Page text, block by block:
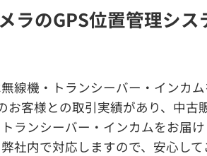
ラのGPS位置管理シ
線機・トランシーバー・インカ
お客様との取引実績があり、中
ランシーバー・インカムをお届
社内で対応しますので、安心して